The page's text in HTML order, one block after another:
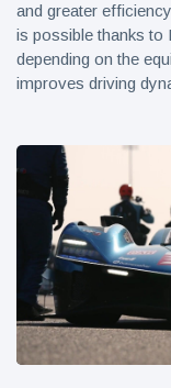
and greater
is possible thanks to
depending on the
improves driving